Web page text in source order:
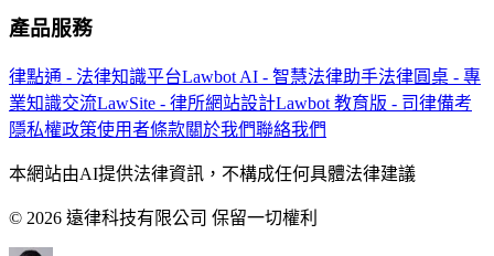
產品服務
律點通 - 法律知識平台Lawbot AI - 智慧法律助手法律圓桌 - 專
業知識交流LawSite - 律所網站設計Lawbot 教育版 - 司律備考
隱私權政策使用者條款關於我們聯絡我們
本網站由AI提供法律資訊，不構成任何具體法律建議
© 2026 遠律科技有限公司 保留一切權利